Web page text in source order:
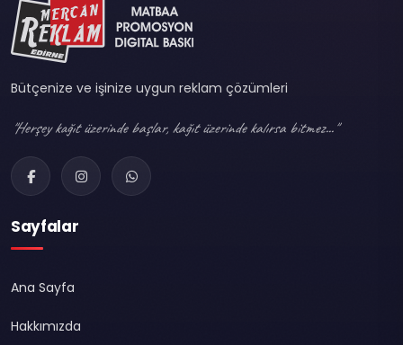
Bütçenize ve işinize uygun reklam çözümleri
"Herşey kağıt üzerinde başlar, kağıt üzerinde kalırsa bitmez..."
Sayfalar
Ana Sayfa
Hakkımızda